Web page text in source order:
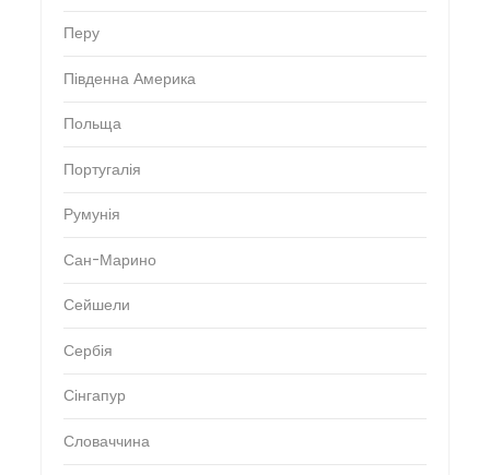
Перу
Південна Америка
Польща
Португалія
Румунія
Сан-Марино
Сейшели
Сербія
Сінгапур
Словаччина